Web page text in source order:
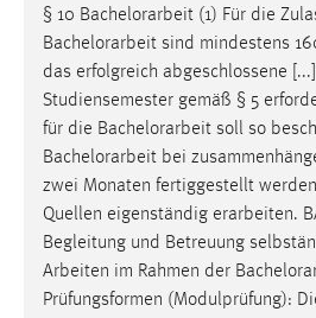
§ 10 Bachelorarbeit (1) Für die
Bachelorarbeit sind mindestens
das erfolgreich abgeschlossene
Studiensemester gemäß § 5
für die Bachelorarbeit soll so
Bachelorarbeit bei
zwei Monaten fertiggestellt
Quellen eigenständig erarbeiten.
Begleitung und Betreuung
Arbeiten im Rahmen der
Prüfungsformen (Modulprüfung):
Cookie Laufzeit:
24 Stunden
STATISTIK
Statistik Cookies erfassen
Diese Informationen helfen uns
unsere Besucher unsere
Matomo